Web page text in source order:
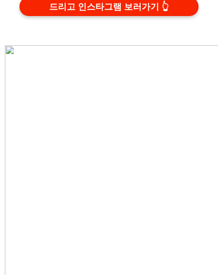
드리고 인스타그램 보러가기